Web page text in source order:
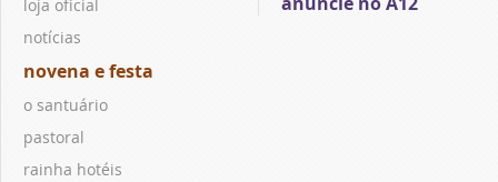
loja oficial
notícias
novena e festa
o santuário
pastoral
rainha hotéis